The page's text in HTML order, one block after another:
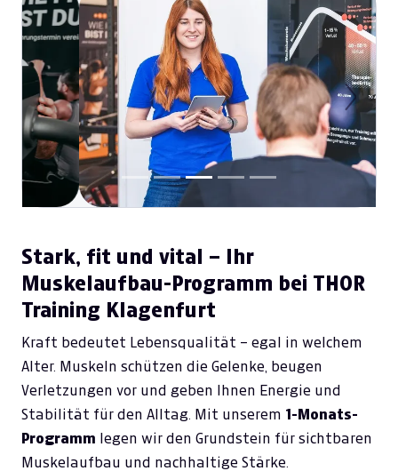
Previous Next
Stark, fit und vital – Ihr
Muskelaufbau-Programm bei THOR
Training Klagenfurt
Kraft bedeutet Lebensqualität – egal in welchem
Alter. Muskeln schützen die Gelenke, beugen
Verletzungen vor und geben Ihnen Energie und
Stabilität für den Alltag. Mit unserem 1-Monats-
Programm legen wir den Grundstein für sichtbaren
Muskelaufbau und nachhaltige Stärke.